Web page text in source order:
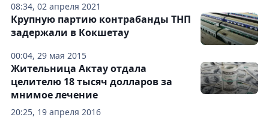
08:34, 02 апреля 2021
00:04, 29 мая 2015
Крупную партию контрабанды ТНП
задержали в Кокшетау
20:25, 19 апреля 2016
Жительница Актау отдала
целителю 18 тысяч долларов за
мнимое лечение